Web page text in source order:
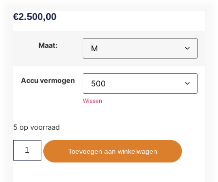
€2.500,00
Maat:
Accu vermogen
Wissen
5 op voorraad
Toevoegen aan winkelwagen